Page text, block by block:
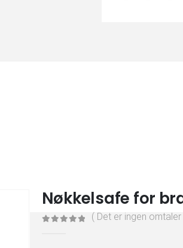
Nøkkelsafe for
( Det er ingen omtaler